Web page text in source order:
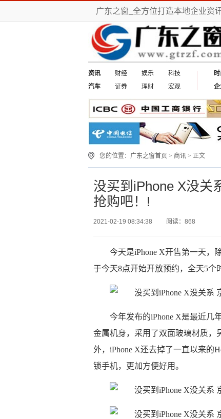
广东之窗_全方位打造本地企业资
资讯 财经 娱乐
科技
汽车
证券 理财 宏观
您的位置： 广东之窗首页 > 商讯 > 正文
没买到iPhone X没关
抢购吧！!
2021-02-19 08:34:38 阅读：868
今天是iPhone X开售第一天，
于今天8点开始开放预约，全天5个
今年发布的iPhone X是最近几
金属机身，采用了双面玻璃材质，
外，iPhone X还去掉了一直以来的
锁手机，更加方便好用。